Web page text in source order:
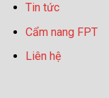
Tin tức
Cẩm nang FPT
Liên hệ